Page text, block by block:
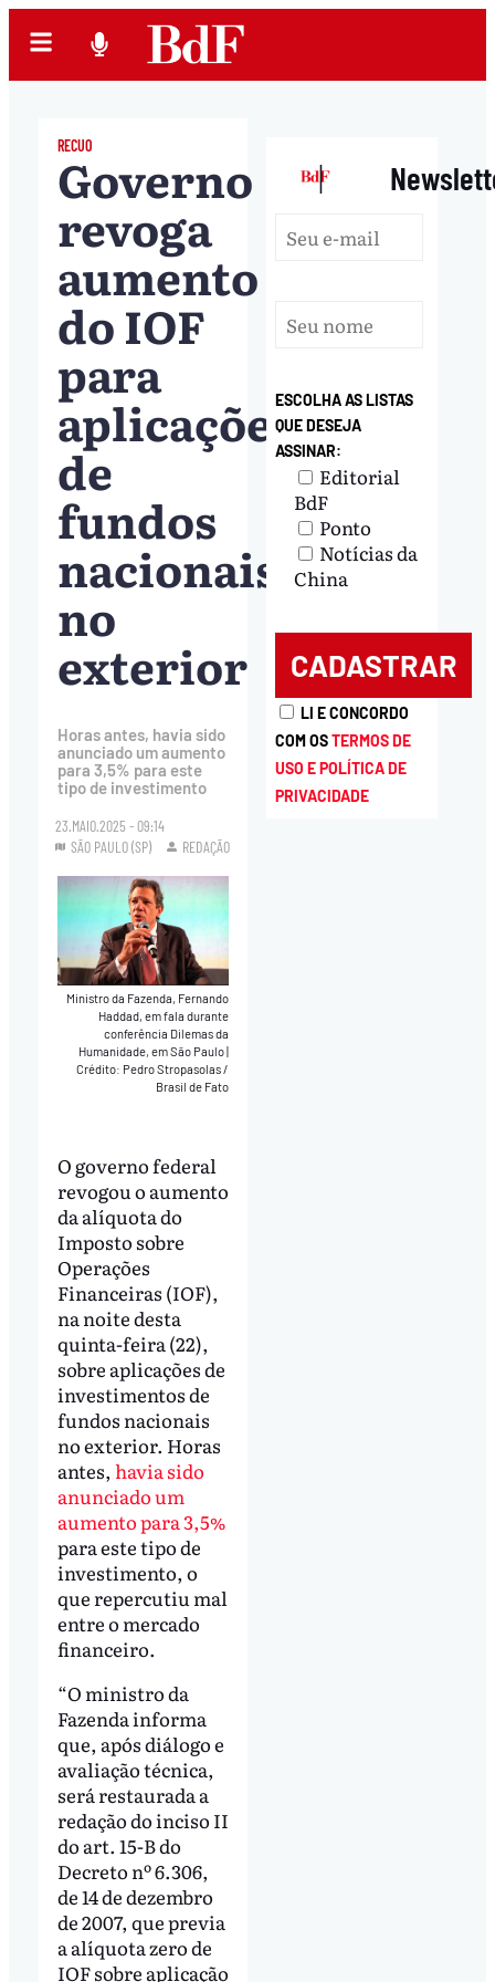
RECUO
Governo
revoga
aumento
do IOF
para
aplicações
de
fundos
nacionais
no
exterior
Horas antes, havia sido
anunciado um aumento
para 3,5% para este
tipo de investimento
23.MAIO.2025 - 09:14
SÃO PAULO (SP)
REDAÇÃO
Ministro da Fazenda, Fernando
Haddad, em fala durante
conferência Dilemas da
Humanidade, em São Paulo
Crédito: Pedro Stropasolas /
Brasil de Fato
O governo federal
revogou o aumento
da alíquota do
Imposto sobre
Operações
Financeiras (IOF),
na noite desta
quinta-feira (22),
sobre aplicações de
investimentos de
fundos nacionais
no exterior. Horas
antes, havia sido
anunciado um
aumento para 3,5%
para este tipo de
investimento, o
que repercutiu mal
entre o mercado
financeiro.
“O ministro da
Fazenda informa
que, após diálogo e
avaliação técnica,
será restaurada a
redação do inciso II
do art. 15-B do
Decreto nº 6.306,
de 14 de dezembro
de 2007, que previa
a alíquota zero de
IOF sobre aplicação
|
ESCOLHA AS LISTAS
QUE DESEJA
ASSINAR:
Editorial
BdF
Ponto
Notícias da
China
LI E CONCORDO
COM OSTERMOS DE
USO E POLÍTICA DE
PRIVACIDADE